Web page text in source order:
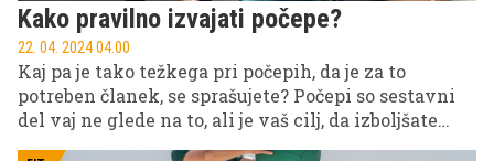
Kako pravilno izvajati počepe?
22. 04. 2024 04.00
Kaj pa je tako težkega pri počepih, da je za to
potreben članek, se sprašujete? Počepi so sestavni
del vaj ne glede na to, ali je vaš cilj, da izboljšate
vzdržljivost, pridobite mišično maso, povečate